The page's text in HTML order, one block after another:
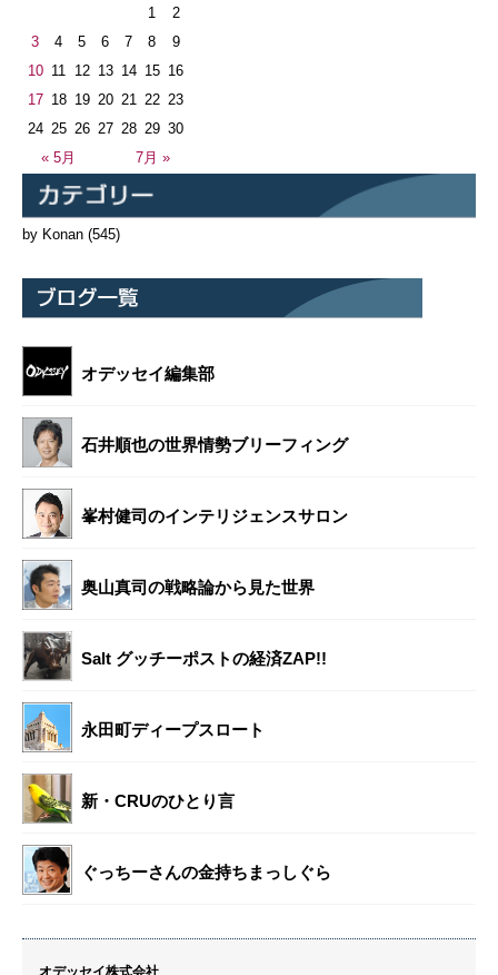
« 5月 7月 »
1
2
3
4 5 6 7 8
9
10 11 12 13 14 15 16
17 18 19 20 21 22 23
24 25 26 27 28 29 30
by Konan (545)
オデッセイ編集部
石井順也の世界情勢ブリーフィング
峯村健司のインテリジェンスサロン
奥山真司の戦略論から見た世界
Salt グッチーポストの経済ZAP!!
永田町ディープスロート
新・CRUのひとり言
ぐっちーさんの金持ちまっしぐら